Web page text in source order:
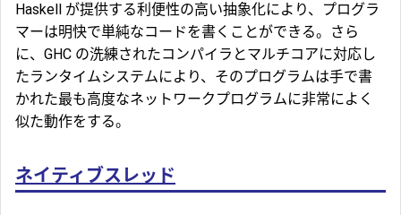
Haskell が提供する利便性の高い抽象化により、プログラ
マーは明快で単純なコードを書くことができる。さら
に、GHC の洗練されたコンパイラとマルチコアに対応し
たランタイムシステムにより、そのプログラムは手で書
かれた最も高度なネットワークプログラムに非常によく
似た動作をする。
ネイティブスレッド